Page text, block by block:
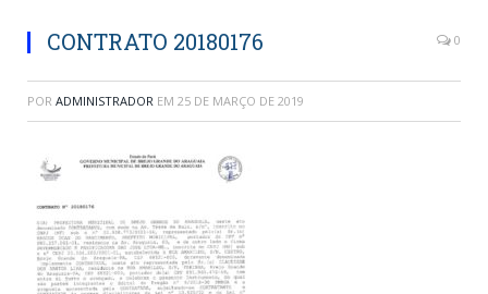
CONTRATO 20180176 0
POR ADMINISTRADOR EM 25 DE MARÇO DE 2019